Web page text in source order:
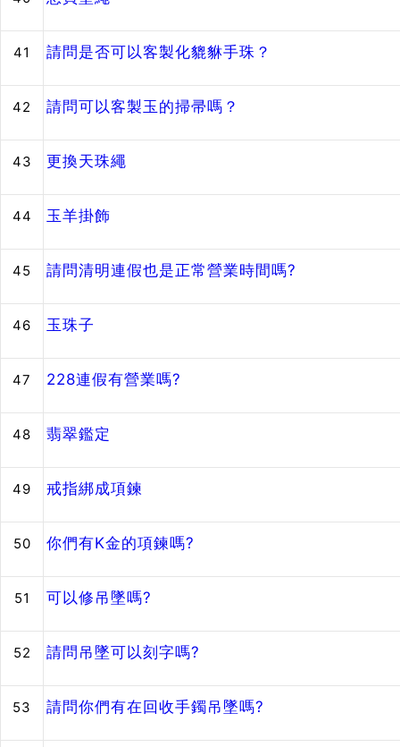
41 請問是否可以客製化貔貅手珠？
42 請問可以客製玉的掃帚嗎？
43 更換天珠繩
44 玉羊掛飾
45 請問清明連假也是正常營業時間嗎?
46 玉珠子
47 228連假有營業嗎?
48 翡翠鑑定
49 戒指綁成項鍊
50 你們有K金的項鍊嗎?
51 可以修吊墜嗎?
52 請問吊墜可以刻字嗎?
53 請問你們有在回收手鐲吊墜嗎?